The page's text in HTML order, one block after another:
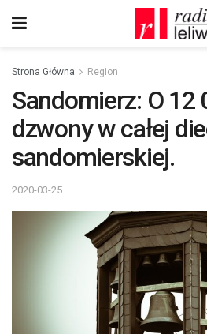
Strona Główna Region
Sandomierz: O 12
dzwony w całej
sandomierskiej.
2020-03-25